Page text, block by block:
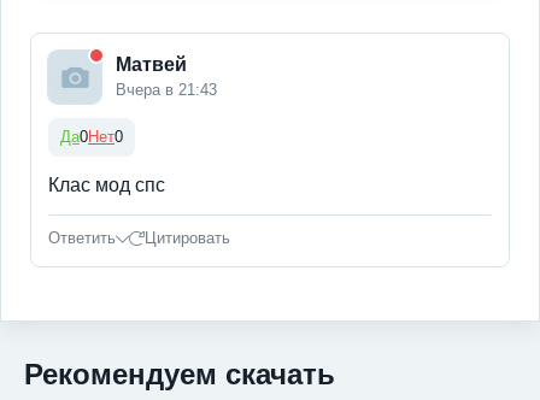
Матвей
Вчера в 21:43
Да0Нет0
Клас мод спс
Ответить Цитировать
Рекомендуем скачать